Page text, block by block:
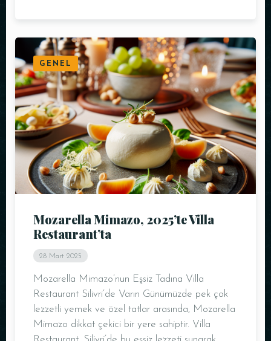
GENEL
Mozarella Mimazo, 2025’te Villa
Restaurant’ta
28 Mart 2025
Mozarella Mimazo’nun Eşsiz Tadına Villa
Restaurant Silivri’de Varın Günümüzde pek çok
lezzetli yemek ve özel tatlar arasında, Mozarella
Mimazo dikkat çekici bir yere sahiptir. Villa